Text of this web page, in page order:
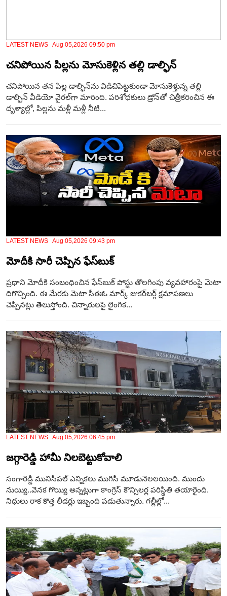
LATEST NEWS Aug 05,2026 09:50 pm
చనిపోయిన పిల్లను మోసుకెళ్లిన తల్లి డాల్ఫిన్
చనిపోయిన తన పిల్ల డాల్ఫిన్‌ను విడిచిపెట్టకుండా మోసుకెళ్తున్న తల్లి
డాల్ఫిన్ వీడియో వైరల్‌గా మారింది. పరిశోధకులు డ్రోన్‌తో చిత్రీకరించిన ఈ
దృశ్యాల్లో, పిల్లను మళ్లీ మళ్లీ నీటి...
LATEST NEWS Aug 05,2026 09:43 pm
మోదీకి సారీ చెప్పిన ఫేస్‌బుక్
ప్రధాని మోదీకి సంబంధించిన ఫేస్‌బుక్‌ పోస్టు తొలగింపు వ్యవహారంపై మెటా
దిగొచ్చింది. ఈ మేరకు మెటా సీఈఓ మార్క్‌ జుకర్‌బర్గ్‌ క్షమాపణలు
చెప్పినట్లు తెలుస్తోంది. చిన్నారులపై లైంగిక...
LATEST NEWS Aug 05,2026 06:45 pm
జగ్గారెడ్డి హామీ నిలబెట్టుకోవాలి
సంగారెడ్డి మునిసిపల్ ఎన్నికలు ముగిసి మూడునెలలయింది. ముందు
నుయ్యి..వెనక గొయ్యి అన్నట్లుగా కాంగ్రెస్ కౌన్సిలర్ల పరిస్థితి తయారైంది.
నిధులు రాక కొత్త లీడర్లు ఇబ్బంది పడుతున్నారు. గల్లీల్లో...